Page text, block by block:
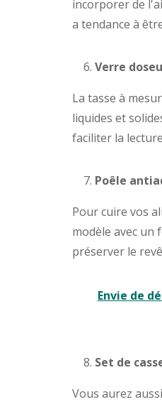
incorporer de
a tendance à
Verre
La tasse à
liquides et
faciliter la
Poêle
Pour cuire vos
modèle avec un
préserver le
Envie de
Set de
Vous aurez